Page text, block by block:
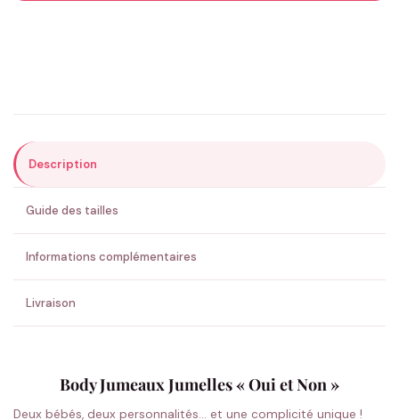
ENVOYER MA DEMANDE ✨
💚 Retour sous 24-48h🇫🇷 Flocage en France✅ Validation avant fabrication
Description
Guide des tailles
Informations complémentaires
Livraison
Body Jumeaux Jumelles « Oui et Non »
Deux bébés, deux personnalités… et une complicité unique !